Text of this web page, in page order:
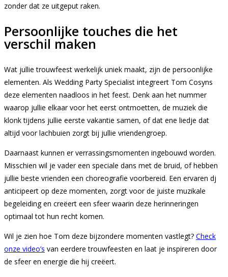
zonder dat ze uitgeput raken.
Persoonlijke touches die het
verschil maken
Wat jullie trouwfeest werkelijk uniek maakt, zijn de persoonlijke
elementen. Als Wedding Party Specialist integreert Tom Cosyns
deze elementen naadloos in het feest. Denk aan het nummer
waarop jullie elkaar voor het eerst ontmoetten, de muziek die
klonk tijdens jullie eerste vakantie samen, of dat ene liedje dat
altijd voor lachbuien zorgt bij jullie vriendengroep.
Daarnaast kunnen er verrassingsmomenten ingebouwd worden.
Misschien wil je vader een speciale dans met de bruid, of hebben
jullie beste vrienden een choreografie voorbereid. Een ervaren dj
anticipeert op deze momenten, zorgt voor de juiste muzikale
begeleiding en creëert een sfeer waarin deze herinneringen
optimaal tot hun recht komen.
Wil je zien hoe Tom deze bijzondere momenten vastlegt? Check
onze video’s van eerdere trouwfeesten en laat je inspireren door
de sfeer en energie die hij creëert.